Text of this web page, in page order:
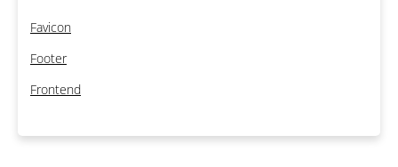
Favicon
Footer
Frontend